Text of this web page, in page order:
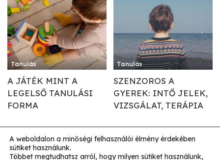
Tanulás
A JÁTÉK MINT A
LEGELSŐ TANULÁSI
FORMA
Tanulás
SZENZOROS A
GYEREK: INTŐ JELEK,
VIZSGÁLAT, TERÁPIA
Impresszum
A weboldalon a minőségi felhasználói élmény érdekében
sütiket használunk.
Többet megtudhatsz arról, hogy milyen sütiket használunk,